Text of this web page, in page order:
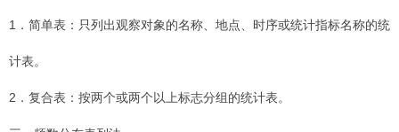
1．简单表：只列出观察对象的名称、地点、时序或统计指标名称的统
计表。
2．复合表：按两个或两个以上标志分组的统计表。